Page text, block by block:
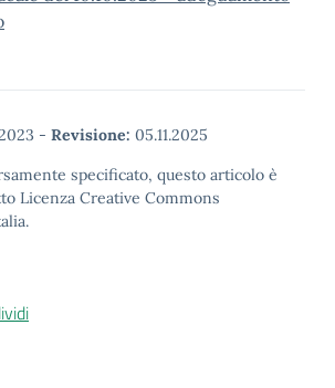
- Revisione: 05.11.2025
specificato, questo articolo è
Licenza Creative Commons